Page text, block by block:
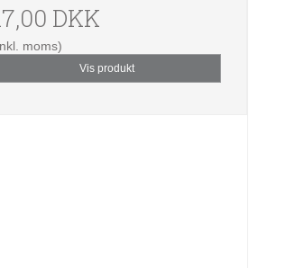
DKK
moms)
Vis produkt